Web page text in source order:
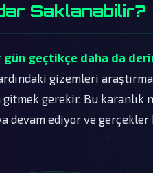
Saklanabilir?
gün geçtikçe daha da
gizemleri
gerekir. Bu karanlık
devam ediyor ve gerçekler